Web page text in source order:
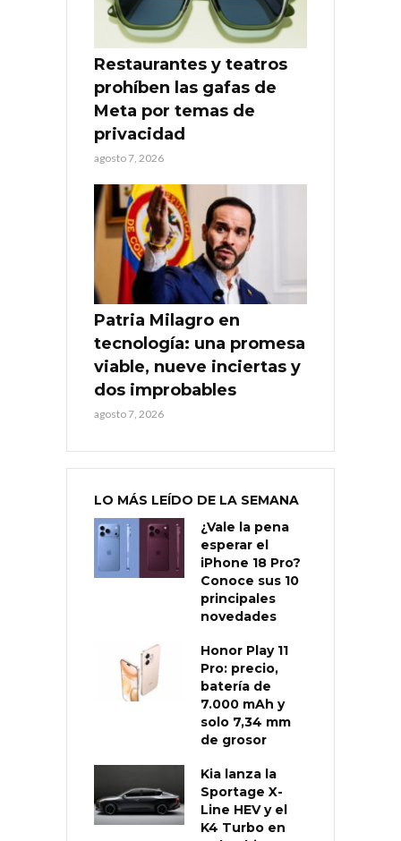
Restaurantes y teatros
prohíben las gafas de
Meta por temas de
privacidad
agosto 7, 2026
Patria Milagro en
tecnología: una promesa
viable, nueve inciertas y
dos improbables
agosto 7, 2026
LO MÁS LEÍDO DE LA SEMANA
¿Vale la pena
esperar el
iPhone 18 Pro?
Conoce sus 10
principales
novedades
Honor Play 11
Pro: precio,
batería de
7.000 mAh y
solo 7,34 mm
de grosor
Kia lanza la
Sportage X-
Line HEV y el
K4 Turbo en